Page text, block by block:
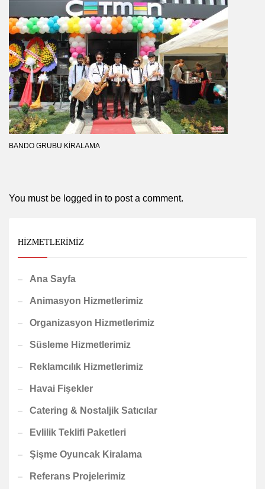
BANDO GRUBU KIRALAMA
You must be logged in to post a comment.
HIZMETLERIMIZ
Ana Sayfa
Animasyon Hizmetlerimiz
Organizasyon Hizmetlerimiz
Süsleme Hizmetlerimiz
Reklamcılık Hizmetlerimiz
Havai Fişekler
Catering & Nostaljik Satıcılar
Evlilik Teklifi Paketleri
Şişme Oyuncak Kiralama
Referans Projelerimiz